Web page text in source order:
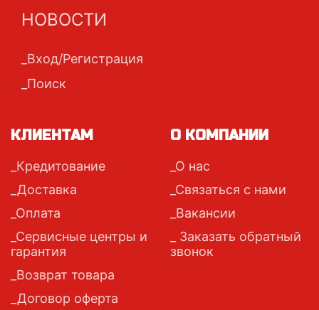
НОВОСТИ
Вход/Регистрация
Поиск
КЛИЕНТАМ
Кредитование
Доставка
Оплата
Сервисные центры и
гарантия
Возврат товара
Договор оферта
О КОМПАНИИ
О нас
Связаться с нами
Вакансии
Заказать обратный
звонок